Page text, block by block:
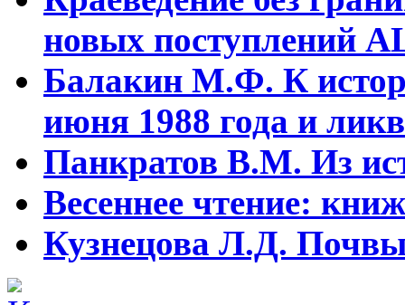
новых поступлений
Балакин М.Ф. К
июня 1988 года и
Панкратов В.М. Из
Весеннее чтение:
Кузнецова Л.Д. Почвы